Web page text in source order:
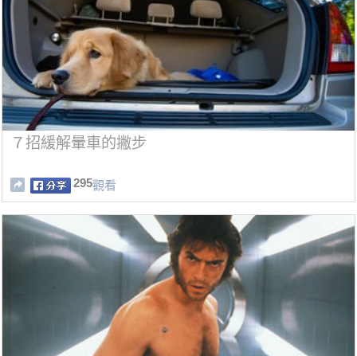
７招緩解暈車的撇步
295觀看